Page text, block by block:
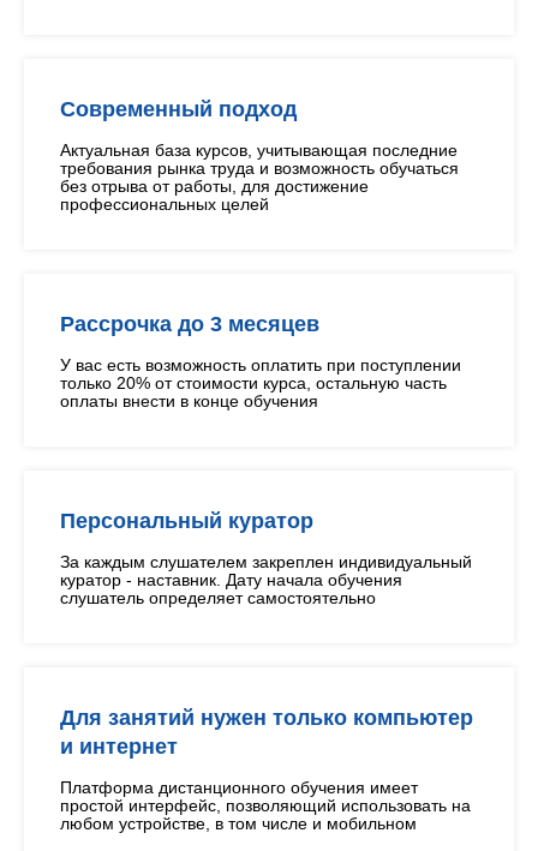
Современный подход
Актуальная база курсов, учитывающая последние
требования рынка труда и возможность обучаться
без отрыва от работы, для достижение
профессиональных целей
Рассрочка до 3 месяцев
У вас есть возможность оплатить при поступлении
только 20% от стоимости курса, остальную часть
оплаты внести в конце обучения
Персональный куратор
За каждым слушателем закреплен индивидуальный
куратор - наставник. Дату начала обучения
слушатель определяет самостоятельно
Для занятий нужен только компьютер
и интернет
Платформа дистанционного обучения имеет
простой интерфейс, позволяющий использовать на
любом устройстве, в том числе и мобильном